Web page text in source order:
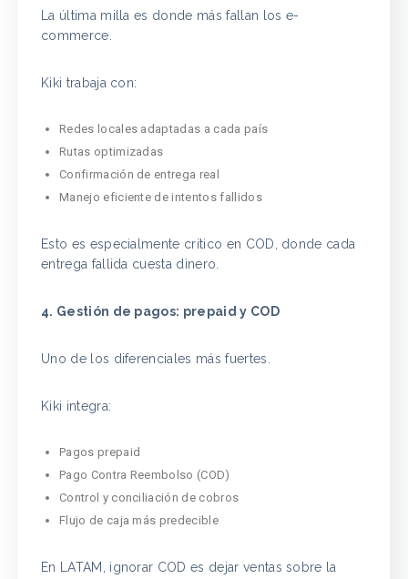
La última milla es donde más fallan los e-
commerce.
Kiki trabaja con:
Redes locales adaptadas a cada país
Rutas optimizadas
Confirmación de entrega real
Manejo eficiente de intentos fallidos
Esto es especialmente crítico en COD, donde cada
entrega fallida cuesta dinero.
4. Gestión de pagos: prepaid y COD
Uno de los diferenciales más fuertes.
Kiki integra:
Pagos prepaid
Pago Contra Reembolso (COD)
Control y conciliación de cobros
Flujo de caja más predecible
En LATAM, ignorar COD es dejar ventas sobre la